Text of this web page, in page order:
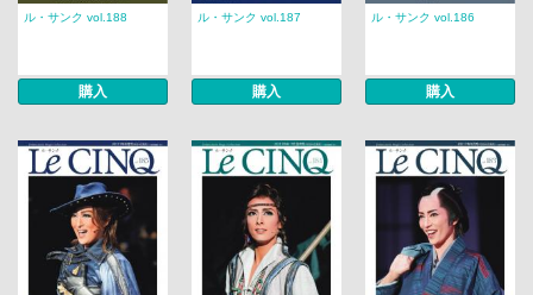
ル・サンク vol.188
購入
ル・サンク vol.187
購入
ル・サンク vol.186
購入